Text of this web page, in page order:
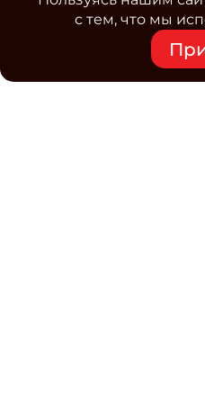
с тем, что мы